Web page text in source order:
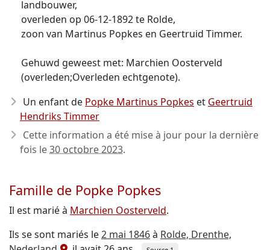
landbouwer,
overleden op 06-12-1892 te Rolde,
zoon van Martinus Popkes en Geertruid Timmer.
Gehuwd geweest met: Marchien Oosterveld
(overleden;Overleden echtgenote).
Un enfant de Popke Martinus Popkes et Geertruid
Hendriks Timmer
Cette information a été mise à jour pour la dernière
fois le30 octobre 2023.
Famille de Popke Popkes
Il est marié à Marchien Oosterveld.
Ils se sont mariés le2 mai 1846à Rolde, Drenthe,